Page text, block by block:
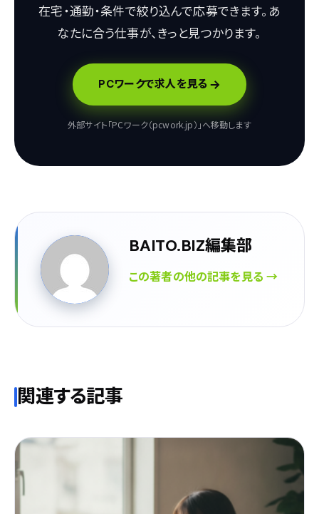
在宅・通勤・条件で絞り込んで応募できます。あ
なたに合う仕事が、きっと見つかります。
PCワークで求人を見る
外部サイト「PCワーク（pcwork.jp）」へ移動します
BAITO.BIZ編集部
この著者の他の記事を見る →
関連する記事